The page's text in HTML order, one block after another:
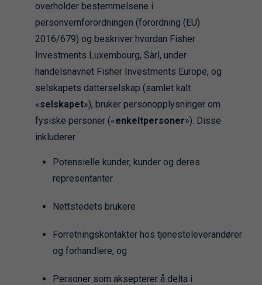
overholder bestemmelsene i
personvernforordningen (forordning (EU)
2016/679) og beskriver hvordan Fisher
Investments Luxembourg, Sàrl, under
handelsnavnet Fisher Investments Europe, og
selskapets datterselskap (samlet kalt
«selskapet»), bruker personopplysninger om
fysiske personer («enkeltpersoner»). Disse
inkluderer
Potensielle kunder, kunder og deres
representanter
Nettstedets brukere
Forretningskontakter hos tjenesteleverandører
og forhandlere, og
Personer som aksepterer å delta i